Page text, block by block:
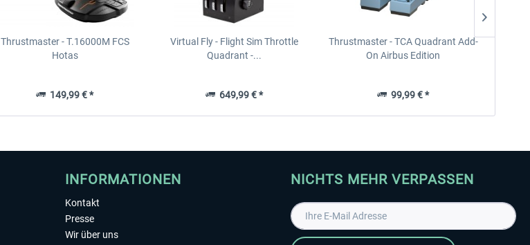
Thrustmaster - T.16000M FCS
Hotas
149,99 € *
Virtual Fly - Flight Sim Throttle
Quadrant -...
649,99 € *
Thrustmaster - TCA Quadrant Add-
On Airbus Edition
99,99 € *
INFORMATIONEN
Kontakt
Presse
Wir über uns
NICHTS MEHR VERPASSEN